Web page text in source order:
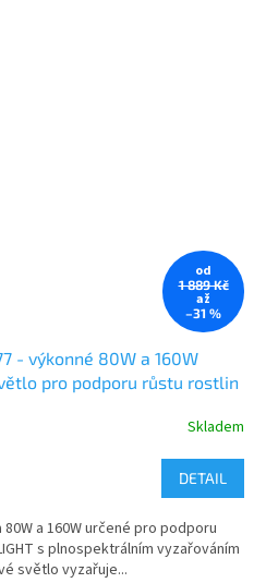
od
1 889 Kč
až
–31 %
- výkonné 80W a 160W
pro podporu růstu rostlin
Skladem
DETAIL
a 160W určené pro podporu
s plnospektrálním vyzařováním
světlo vyzařuje...